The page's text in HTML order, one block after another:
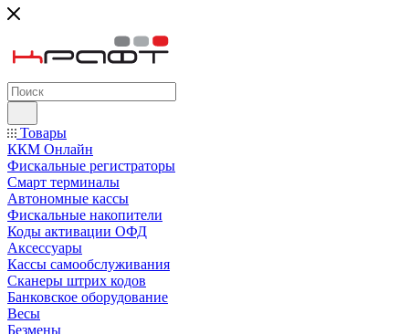
Товары
ККМ Онлайн
Фискальные регистраторы
Смарт терминалы
Автономные кассы
Фискальные накопители
Коды активации ОФД
Аксессуары
Кассы самообслуживания
Сканеры штрих кодов
Банковское оборудование
Весы
Безмены